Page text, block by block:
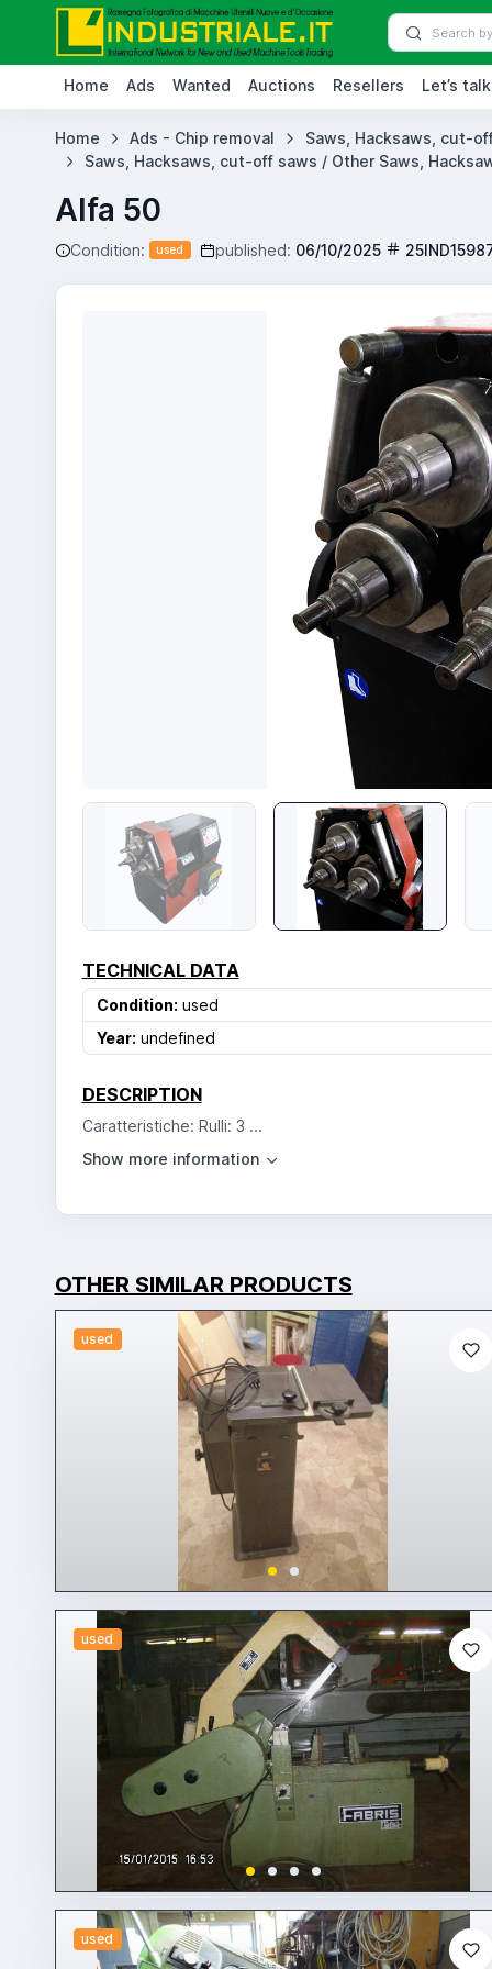
Home Ads Wanted Auctions Resellers Let’s
Home Ads - Chip removal
Saws, Hacksaws, cut-
Saws, Hacksaws, cut-off saws / Other Saws,
Alfa 50
Condition: used published: 06/10/2025
TECHNICAL DATA
Condition: used
Year: undefined
DESCRIPTION
Caratteristiche: Rulli: 3 ...
OTHER SIMILAR PRODUCTS
used
used
used